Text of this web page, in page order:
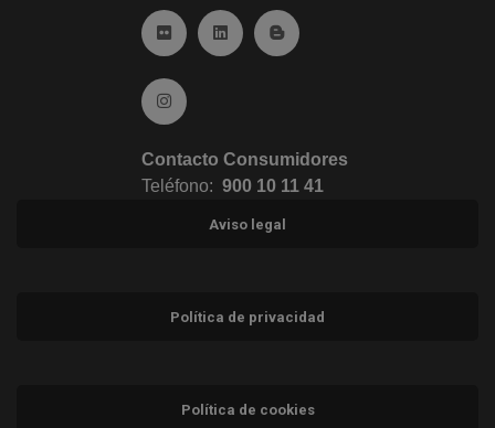
Ir a Flickr (abre en ventana nueva)
Ir a Linkedin (abre en ventana nueva)
Ir al Blog (abre en ventana
Ir a Instagram (abre en ventana nueva)
Contacto Consumidores
Teléfono: 900 10 11 41
Aviso legal
Política de privacidad
Política de cookies